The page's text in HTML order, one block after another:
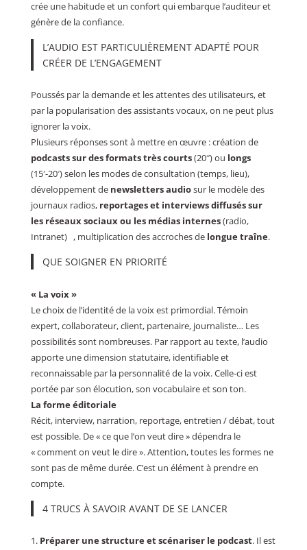
crée une habitude et un confort qui embarque l’auditeur et
génère de la confiance.
L’AUDIO EST PARTICULIÈREMENT ADAPTÉ POUR
CRÉER DE L’ENGAGEMENT
Poussés par la demande et les attentes des utilisateurs, et
par la popularisation des assistants vocaux, on ne peut plus
ignorer la voix.
Plusieurs réponses sont à mettre en œuvre : création de
podcasts sur des formats très courts(20″) ou longs
(15′-20′) selon les modes de consultation (temps, lieu),
développement de newsletters audiosur le modèle des
journaux radios, reportages et interviews diffusés sur
les réseaux sociaux ou les médias internes(radio,
Intranet) , multiplication des accroches de longue traîne.
QUE SOIGNER EN PRIORITÉ
« La voix »
Le choix de l’identité de la voix est primordial. Témoin
expert, collaborateur, client, partenaire, journaliste… Les
possibilités sont nombreuses. Par rapport au texte, l’audio
apporte une dimension statutaire, identifiable et
reconnaissable par la personnalité de la voix. Celle-ci est
portée par son élocution, son vocabulaire et son ton.
La forme éditoriale
Récit, interview, narration, reportage, entretien / débat, tout
est possible. De « ce que l’on veut dire » dépendra le
« comment on veut le dire ». Attention, toutes les formes ne
sont pas de même durée. C’est un élément à prendre en
compte.
4 TRUCS À SAVOIR AVANT DE SE LANCER
1.Préparer une structure et scénariser le podcast. Il est